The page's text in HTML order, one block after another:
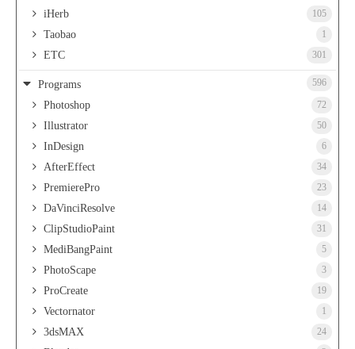
iHerb 105
Taobao 1
ETC 301
Programs 596
Photoshop 72
Illustrator 50
InDesign 6
AfterEffect 34
PremierePro 23
DaVinciResolve 14
ClipStudioPaint 31
MediBangPaint 5
PhotoScape 3
ProCreate 19
Vectornator 1
3dsMAX 24